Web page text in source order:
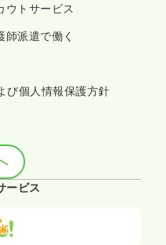
ウトサービス
師派遣で働く
び個人情報保護方針
ービス